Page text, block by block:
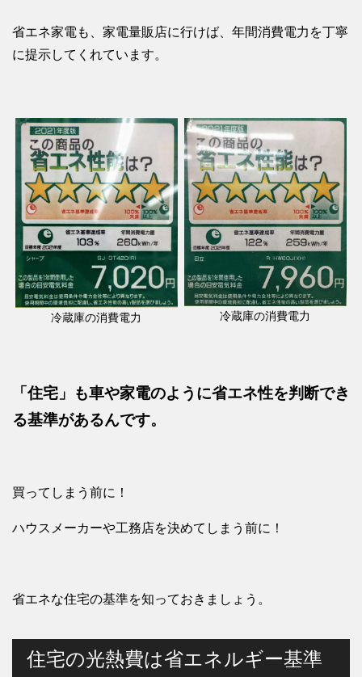
省エネ家電も、家電量販店に行けば、年間消費電力を丁寧
に提示してくれています。
冷蔵庫の消費電力 冷蔵庫の消費電力
「住宅」も車や家電のように省エネ性を判断でき
る基準があるんです。
買ってしまう前に！
ハウスメーカーや工務店を決めてしまう前に！
省エネな住宅の基準を知っておきましょう。
住宅の光熱費は省エネルギー基準